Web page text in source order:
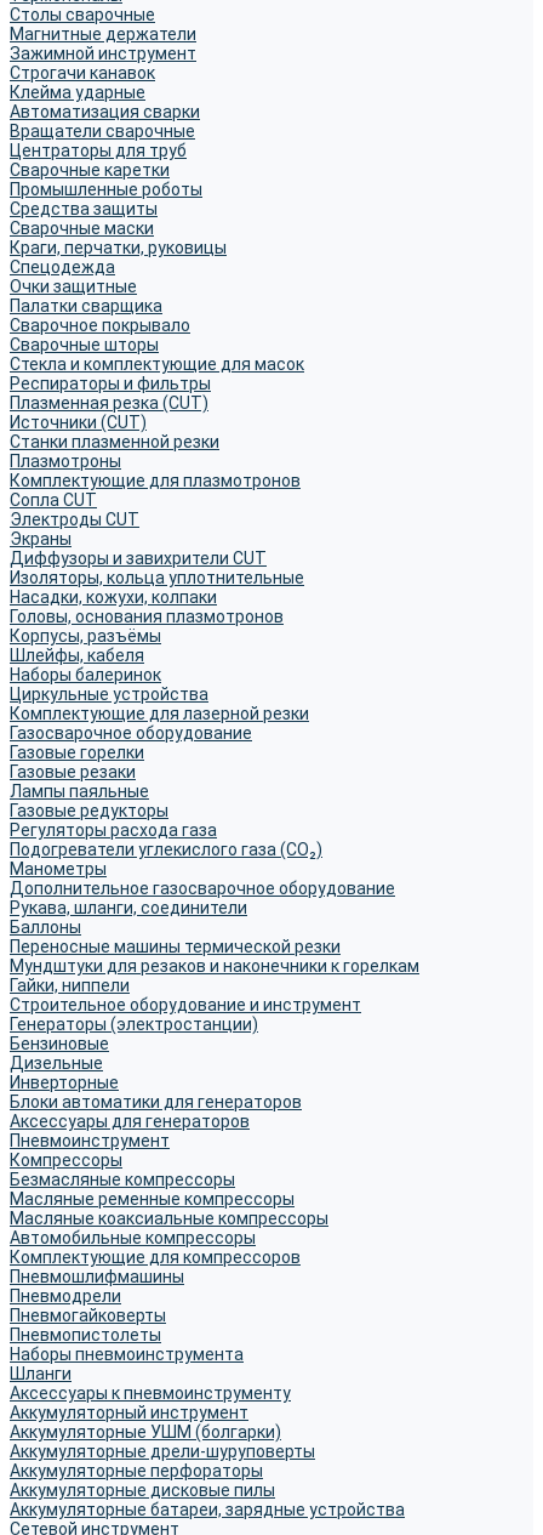
Столы сварочные
Магнитные держатели
Зажимной инструмент
Строгачи канавок
Клейма ударные
Автоматизация сварки
Вращатели сварочные
Центраторы для труб
Сварочные каретки
Промышленные роботы
Средства защиты
Сварочные маски
Краги, перчатки, руковицы
Спецодежда
Очки защитные
Палатки сварщика
Сварочное покрывало
Сварочные шторы
Стекла и комплектующие для масок
Респираторы и фильтры
Плазменная резка (CUT)
Источники (CUT)
Станки плазменной резки
Плазмотроны
Комплектующие для плазмотронов
Сопла CUT
Электроды CUT
Экраны
Диффузоры и завихрители CUT
Изоляторы, кольца уплотнительные
Насадки, кожухи, колпаки
Головы, основания плазмотронов
Корпусы, разъёмы
Шлейфы, кабеля
Наборы балеринок
Циркульные устройства
Комплектующие для лазерной резки
Газосварочное оборудование
Газовые горелки
Газовые резаки
Лампы паяльные
Газовые редукторы
Регуляторы расхода газа
Подогреватели углекислого газа (CO₂)
Манометры
Дополнительное газосварочное оборудование
Рукава, шланги, соединители
Баллоны
Переносные машины термической резки
Мундштуки для резаков и наконечники к горелкам
Гайки, ниппели
Строительное оборудование и инструмент
Генераторы (электростанции)
Бензиновые
Дизельные
Инверторные
Блоки автоматики для генераторов
Аксессуары для генераторов
Пневмоинструмент
Компрессоры
Безмасляные компрессоры
Масляные ременные компрессоры
Масляные коаксиальные компрессоры
Автомобильные компрессоры
Комплектующие для компрессоров
Пневмошлифмашины
Пневмодрели
Пневмогайковерты
Пневмопистолеты
Наборы пневмоинструмента
Шланги
Аксессуары к пневмоинструменту
Аккумуляторный инструмент
Аккумуляторные УШМ (болгарки)
Аккумуляторные дрели-шуруповерты
Аккумуляторные перфораторы
Аккумуляторные дисковые пилы
Аккумуляторные батареи, зарядные устройства
Сетевой инструмент